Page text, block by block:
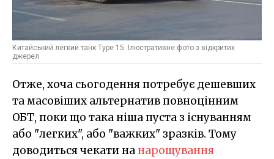
Китайський легкий танк Type 15. Ілюстративне фото з відкритих
джерел
Отже, хоча сьогодення потребує дешевших
та масовіших альтернатив повноцінним
ОБТ, поки що така ніша пуста з існуванням
або "легких", або "важких" зразків. Тому
доводиться чекати нанарощування